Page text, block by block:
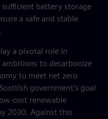
sufficient battery storage
a safe and stable
a pivotal role in
ambitions to decarbonize
to meet net zero
government’s goal
cost renewable
2030. Against this